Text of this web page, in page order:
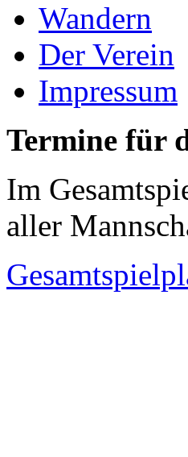
Wandern
Der Verein
Impressum
Termine für
Im
aller